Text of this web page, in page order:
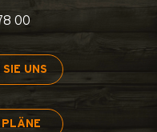
00
UNS
PLÄNE